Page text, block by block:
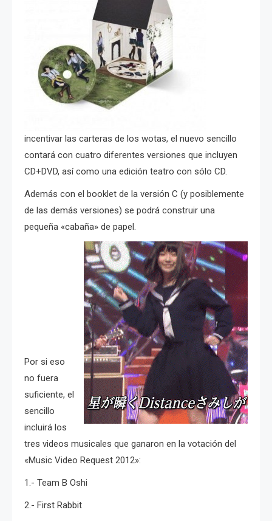
incentivar las carteras de los wotas, el nuevo sencillo
contará con cuatro diferentes versiones que incluyen
CD+DVD, así como una edición teatro con sólo CD.
Además con el booklet de la versión C (y posiblemente
de las demás versiones) se podrá construir una
pequeña «cabaña» de papel.
Por si eso
no fuera
suficiente, el
sencillo
incluirá los
tres videos musicales que ganaron en la votación del
«Music Video Request 2012»:
1.- Team B Oshi
2.- First Rabbit